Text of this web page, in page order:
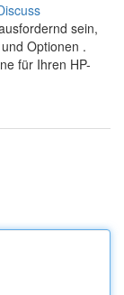
sein,
Optionen .
für Ihren HP-